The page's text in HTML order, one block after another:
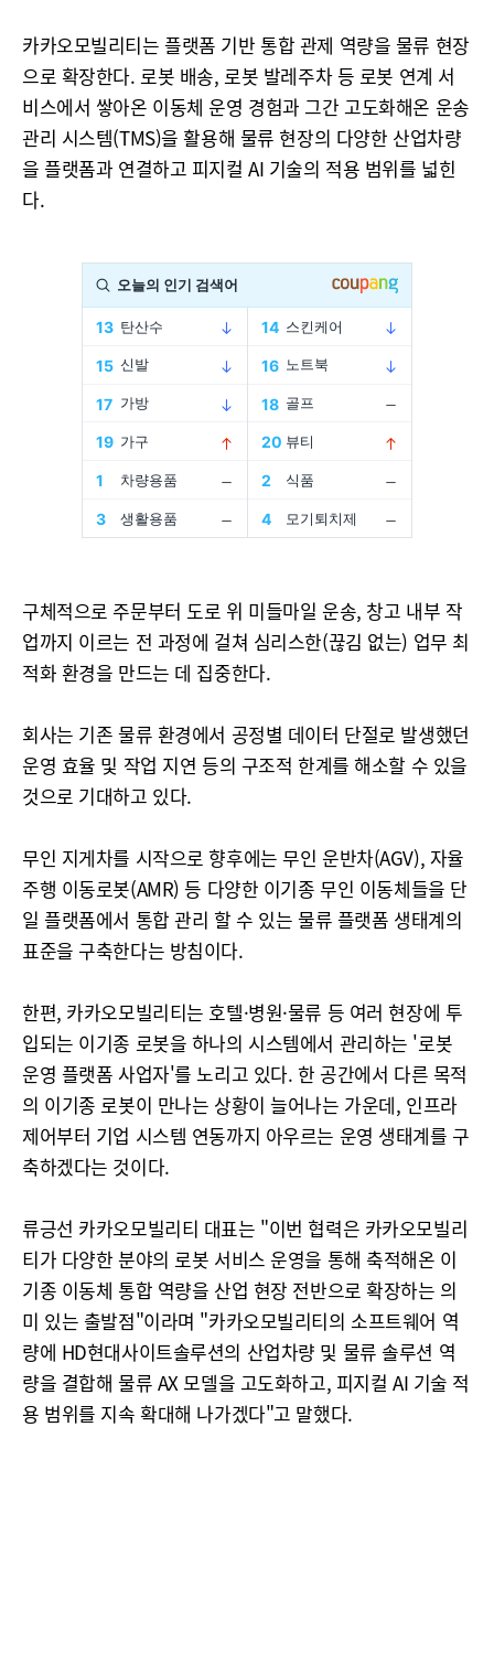
카카오모빌리티는 플랫폼 기반 통합 관제 역량을 물류 현장
으로 확장한다. 로봇 배송, 로봇 발레주차 등 로봇 연계 서
비스에서 쌓아온 이동체 운영 경험과 그간 고도화해온 운송
관리 시스템(TMS)을 활용해 물류 현장의 다양한 산업차량
을 플랫폼과 연결하고 피지컬 AI 기술의 적용 범위를 넓힌
다.
구체적으로 주문부터 도로 위 미들마일 운송, 창고 내부 작
업까지 이르는 전 과정에 걸쳐 심리스한(끊김 없는) 업무 최
적화 환경을 만드는 데 집중한다.
회사는 기존 물류 환경에서 공정별 데이터 단절로 발생했던
운영 효율 및 작업 지연 등의 구조적 한계를 해소할 수 있을
것으로 기대하고 있다.
무인 지게차를 시작으로 향후에는 무인 운반차(AGV), 자율
주행 이동로봇(AMR) 등 다양한 이기종 무인 이동체들을 단
일 플랫폼에서 통합 관리 할 수 있는 물류 플랫폼 생태계의
표준을 구축한다는 방침이다.
한편, 카카오모빌리티는 호텔·병원·물류 등 여러 현장에 투
입되는 이기종 로봇을 하나의 시스템에서 관리하는 '로봇
운영 플랫폼 사업자'를 노리고 있다. 한 공간에서 다른 목적
의 이기종 로봇이 만나는 상황이 늘어나는 가운데, 인프라
제어부터 기업 시스템 연동까지 아우르는 운영 생태계를 구
축하겠다는 것이다.
류긍선 카카오모빌리티 대표는 "이번 협력은 카카오모빌리
티가 다양한 분야의 로봇 서비스 운영을 통해 축적해온 이
기종 이동체 통합 역량을 산업 현장 전반으로 확장하는 의
미 있는 출발점"이라며 "카카오모빌리티의 소프트웨어 역
량에 HD현대사이트솔루션의 산업차량 및 물류 솔루션 역
량을 결합해 물류 AX 모델을 고도화하고, 피지컬 AI 기술 적
용 범위를 지속 확대해 나가겠다"고 말했다.